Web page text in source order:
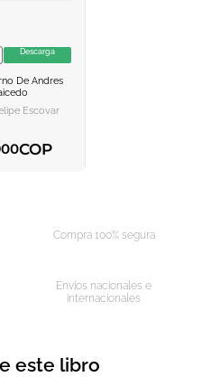
AL
Descarga
De Andres
Escovar
COP
Compra 100% segura
Envíos nacionales e
internacionales
este libro